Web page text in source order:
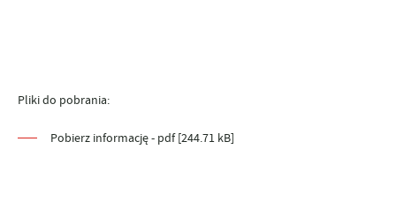
Pliki do pobrania:
Pobierz informację - pdf [244.71 kB]